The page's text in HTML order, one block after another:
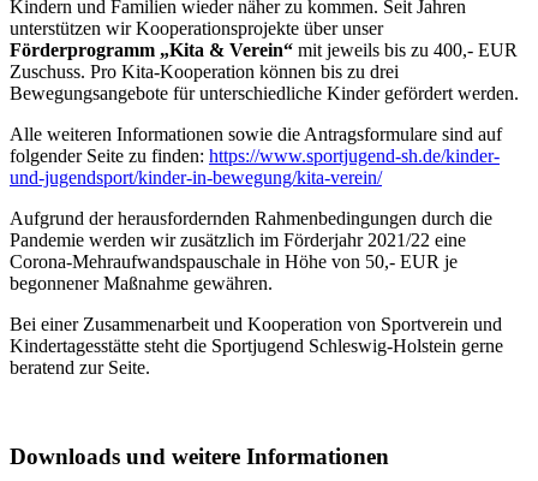
Kindern und Familien wieder näher zu kommen. Seit Jahren
unterstützen wir Kooperationsprojekte über unser
Förderprogramm „Kita & Verein“ mit jeweils bis zu 400,- EUR
Zuschuss. Pro Kita-Kooperation können bis zu drei
Bewegungsangebote für unterschiedliche Kinder gefördert werden.
Alle weiteren Informationen sowie die Antragsformulare sind auf
folgender Seite zu finden: https://www.sportjugend-sh.de/kinder-
und-jugendsport/kinder-in-bewegung/kita-verein/
Aufgrund der herausfordernden Rahmenbedingungen durch die
Pandemie werden wir zusätzlich im Förderjahr 2021/22 eine
Corona-Mehraufwandspauschale in Höhe von 50,- EUR je
begonnener Maßnahme gewähren.
Bei einer Zusammenarbeit und Kooperation von Sportverein und
Kindertagesstätte steht die Sportjugend Schleswig-Holstein gerne
beratend zur Seite.
Downloads und weitere Informationen